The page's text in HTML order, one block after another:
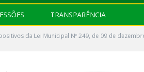
TRANSPARÊNCIA
da Lei Municipal Nº 249, de 09 de